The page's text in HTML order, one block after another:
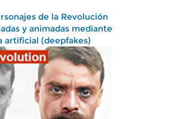
de la Revolución
y animadas mediante
artificial (deepfakes)